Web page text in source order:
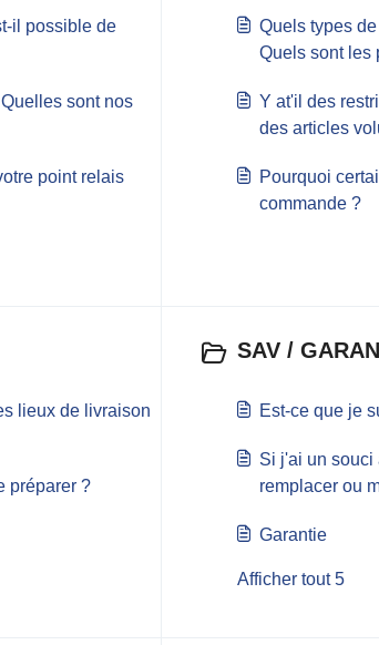
il possible de
sont nos
point relais
Quels types
Quels sont les
Y at'il des
des articles
Pourquoi
commande ?
lieux de livraison
préparer ?
SAV /
Est-ce que je
Si j'ai un souci
remplacer ou
Garantie
Afficher tout 5